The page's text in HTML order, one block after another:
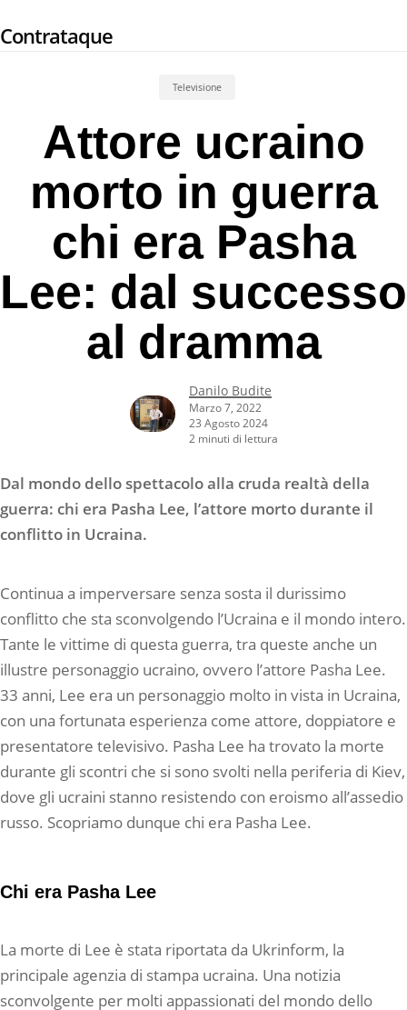
to
Contrataque
Televisione
Attore ucraino
morto in guerra
chi era Pasha
Lee: dal successo
al dramma
Danilo Budite
Marzo 7, 2022
23 Agosto 2024
2 minuti di lettura
Dal mondo dello spettacolo alla cruda realtà della
guerra: chi era Pasha Lee, l’attore morto durante il
conflitto in Ucraina.
Continua a imperversare senza sosta il durissimo
conflitto che sta sconvolgendo l’Ucraina e il mondo intero.
Tante le vittime di questa guerra, tra queste anche un
illustre personaggio ucraino, ovvero l’attore Pasha Lee.
33 anni, Lee era un personaggio molto in vista in Ucraina,
con una fortunata esperienza come attore, doppiatore e
presentatore televisivo. Pasha Lee ha trovato la morte
durante gli scontri che si sono svolti nella periferia di Kiev,
dove gli ucraini stanno resistendo con eroismo all’assedio
russo. Scopriamo dunque chi era Pasha Lee.
Chi era Pasha Lee
La morte di Lee è stata riportata da Ukrinform, la
principale agenzia di stampa ucraina. Una notizia
sconvolgente per molti appassionati del mondo dello